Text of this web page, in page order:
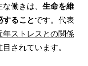
働きは、 生命を維
ることです。代表
年ストレスとの関係
されています。